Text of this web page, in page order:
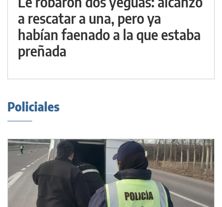
a rescatar a una, pero ya
habían faenado a la que estaba
preñada
Policiales